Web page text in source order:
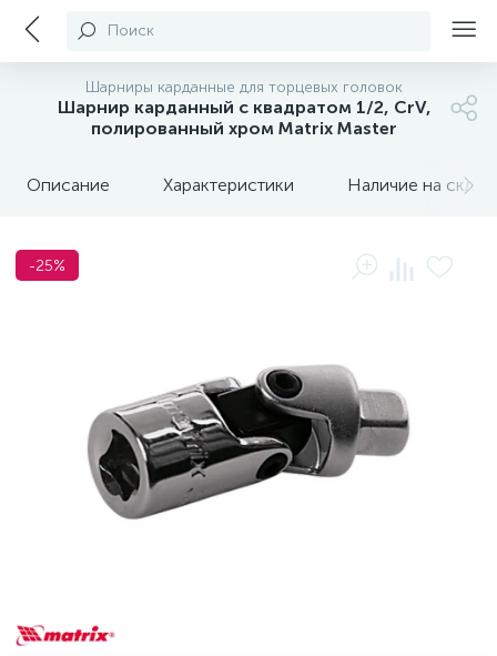
Поиск
Шарниры карданные для торцевых головок
Шарнир карданный с квадратом 1/2, CrV,
полированный хром Matrix Master
Описание Характеристики Наличие на
-25%